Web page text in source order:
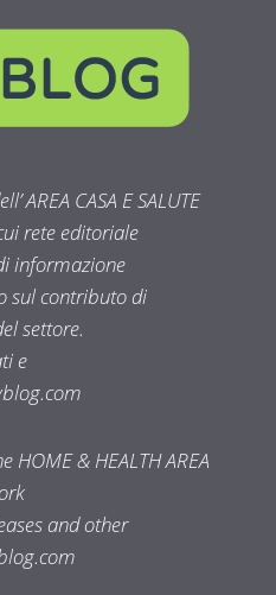
AREA CASA E SALUTE
rete editoriale
informazione
sul contributo di
settore.
e
HOME & HEALTH AREA
and other